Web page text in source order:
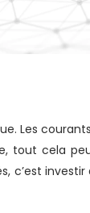
tout cela
c’est